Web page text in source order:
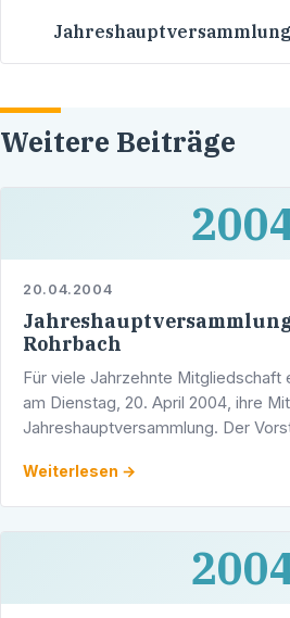
Weitere Beiträge
20.04.2004
Jahreshauptversammlung
Rohrbach
Für viele Jahrzehnte Mitgliedschaft
am Dienstag, 20. April 2004, ihre
Jahreshauptversammlung. Der
Werner …
Weiterlesen →